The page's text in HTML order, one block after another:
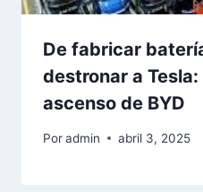
De fabricar
destronar a
ascenso de BYD
Poradmin abril 3, 2025